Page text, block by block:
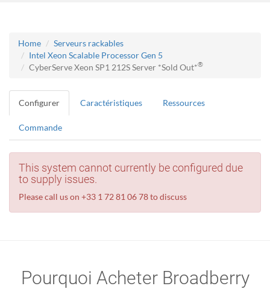
Home
Serveurs rackables
Intel Xeon Scalable Processor Gen 5
CyberServe Xeon SP1 212S Server *Sold Out*®
Configurer Caractéristiques Ressources
Commande
This system cannot currently be configured due
to supply issues.
Please call us on +33 1 72 81 06 78 to discuss
Pourquoi Acheter Broadberry